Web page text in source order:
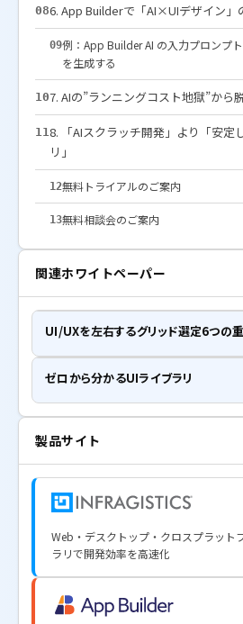
086. App Builderで「AI×UIデザイン」
09例：App Builder AI の入力プロンプト
を生成する
107. AIの”ランニングコスト地獄”から
11 8. 「AIスクラッチ開発」より「安定
リ」
12無料トライアルのご案内
13無料相談会のご案内
関連ホワイトペーパー
UI/UXを左右するグリッド選定6つの
ゼロから分かるUIライブラリ
製品サイト
Web・デスクトップ・クロスプラット
ラリで開発効率を高速化